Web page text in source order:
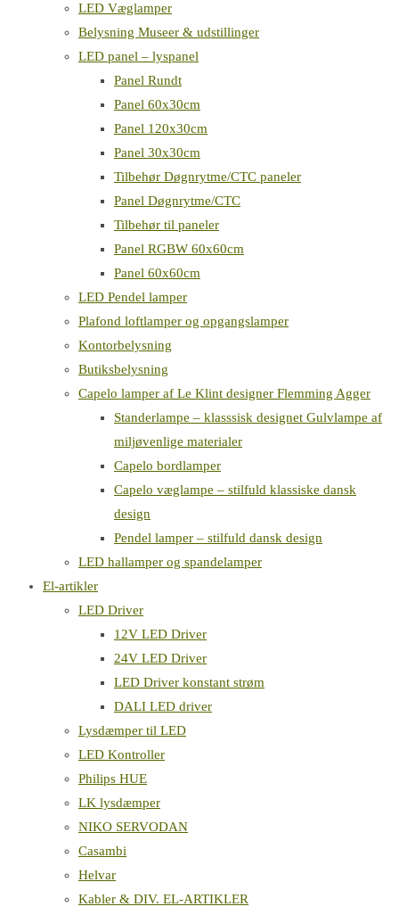
LED Væglamper
Belysning Museer & udstillinger
LED panel – lyspanel
Panel Rundt
Panel 60x30cm
Panel 120x30cm
Panel 30x30cm
Tilbehør Døgnrytme/CTC paneler
Panel Døgnrytme/CTC
Tilbehør til paneler
Panel RGBW 60x60cm
Panel 60x60cm
LED Pendel lamper
Plafond loftlamper og opgangslamper
Kontorbelysning
Butiksbelysning
Capelo lamper af Le Klint designer Flemming Agger
Standerlampe – klasssisk designet Gulvlampe af
miljøvenlige materialer
Capelo bordlamper
Capelo væglampe – stilfuld klassiske dansk
design
Pendel lamper – stilfuld dansk design
LED hallamper og spandelamper
El-artikler
LED Driver
12V LED Driver
24V LED Driver
LED Driver konstant strøm
DALI LED driver
Lysdæmper til LED
LED Kontroller
Philips HUE
LK lysdæmper
NIKO SERVODAN
Casambi
Helvar
Kabler & DIV. EL-ARTIKLER